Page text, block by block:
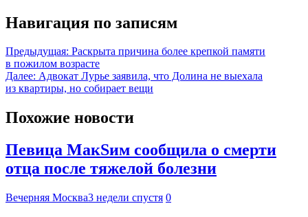
Навигация по записям
Предыдущая: Раскрыта причина более крепкой памяти
в пожилом возрасте
Далее: Адвокат Лурье заявила, что Долина не выехала
из квартиры, но собирает вещи
Похожие новости
Певица МакSим сообщила о смерти
отца после тяжелой болезни
Вечерняя Москва3 недели спустя 0